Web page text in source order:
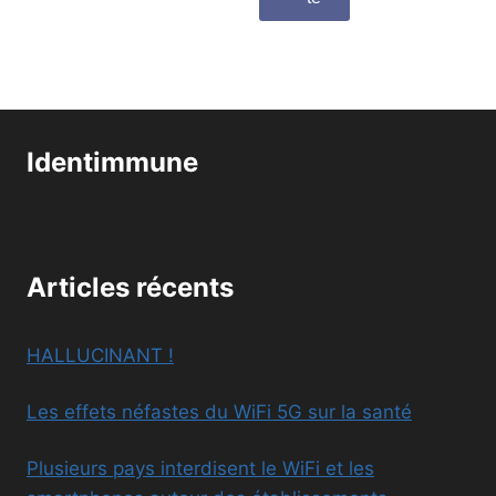
Identimmune
Articles récents
HALLUCINANT !
Les effets néfastes du WiFi 5G sur la santé
Plusieurs pays interdisent le WiFi et les